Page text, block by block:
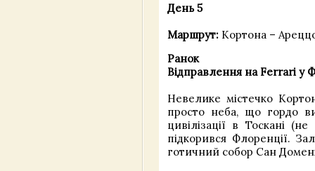
День 5
Маршрут: Кортона –
Ранок
Відправлення на Ferrari у
Невелике містечко
просто неба, що гордо
цивілізації в Тоскані
підкорився Флоренції.
готичний собор Сан